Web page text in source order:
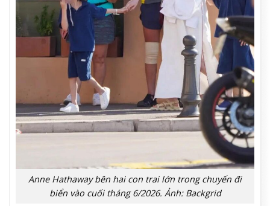
Anne Hathaway bên hai con trai lớn trong chuyến đi
biển vào cuối tháng 6/2026. Ảnh: Backgrid